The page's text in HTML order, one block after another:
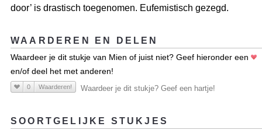
door’ is drastisch toegenomen. Eufemistisch gezegd.
WAARDEREN EN DELEN
Waardeer je dit stukje van Mien of juist niet? Geef hieronder een
en/of deel het met anderen!
0 Waarderen! Waardeer je dit stukje? Geef een hartje!
SOORTGELIJKE STUKJES